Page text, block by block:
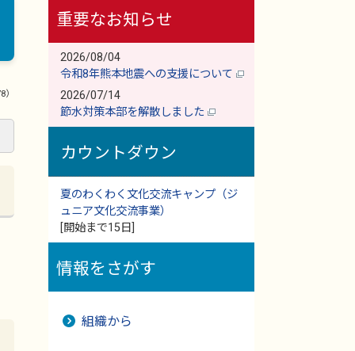
重要なお知らせ
2026/08/04
令和8年熊本地震への支援について
2026/07/14
節水対策本部を解散しました
カウントダウン
夏のわくわく文化交流キャンプ（ジ
ュニア文化交流事業）
[開始まで15日]
情報をさがす
組織から